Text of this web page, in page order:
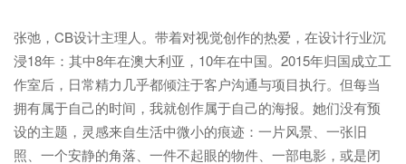
张弛，CB设计主理人。带着对视觉创作的热爱，在设计行业沉
浸18年：其中8年在澳大利亚，10年在中国。2015年归国成立工
作室后，日常精力几乎都倾注于客户沟通与项目执行。但每当
拥有属于自己的时间，我就创作属于自己的海报。她们没有预
设的主题，灵感来自生活中微小的痕迹：一片风景、一张旧
照、一个安静的角落、一件不起眼的物件、一部电影，或是闭